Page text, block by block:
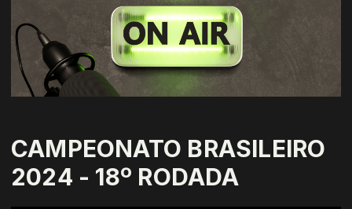
CAMPEONATO BRASILEIRO
2024 - 18º RODADA